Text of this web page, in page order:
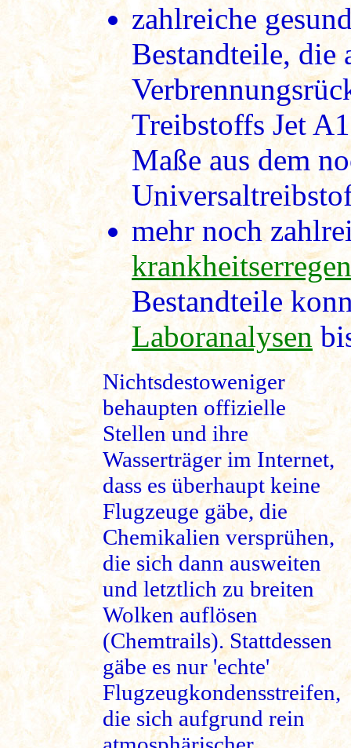
zahlreiche
Bestandteile, die
Treibstoffs Jet
Maße aus dem
mehr noch
Bestandteile
Laboranalysen
Nichtsdestoweniger
behaupten offizielle
Stellen und ihre
Wasserträger im Internet,
dass es überhaupt keine
Flugzeuge gäbe, die
Chemikalien versprühen,
die sich dann ausweiten
und letztlich zu breiten
Wolken auflösen
(Chemtrails). Stattdessen
gäbe es nur 'echte'
Flugzeugkondensstreifen,
die sich aufgrund rein